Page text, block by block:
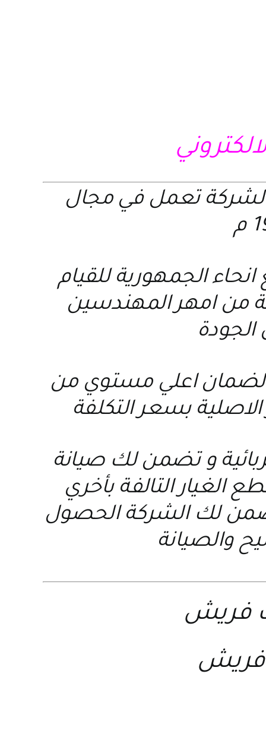
تعمل في مجال
الجمهورية للقيام
من امهر المهندسين
لضمان اعلي مستوي من
بسعر التكلفة
و تضمن لك صيانة
الغيار التالفة بأخري
تضمن لك الشركة الحصول
والصيانة
فريش
فريش